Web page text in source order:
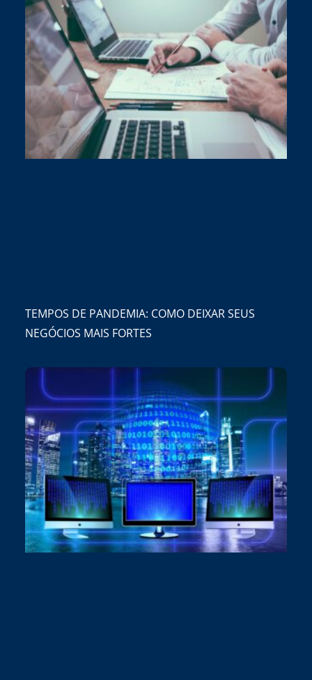
TEMPOS DE PANDEMIA: COMO DEIXAR SEUS
NEGÓCIOS MAIS FORTES